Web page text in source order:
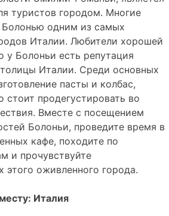
туристов городом. Многие
Болонью одним из самых
Италии. Любители хорошей
у Болоньи есть репутация
Италии. Среди основных
пасты и колбас,
стоит продегустировать во
Вместе с посещением
Болоньи, проведите время в
кафе, походите по
и прочувствуйте
этого оживленного города.
Италия